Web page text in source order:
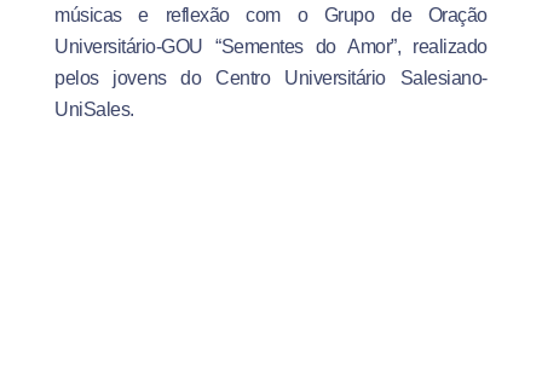
músicas e reflexão com o Grupo de Oração
Universitário-GOU “Sementes do Amor”, realizado
pelos jovens do Centro Universitário Salesiano-
UniSales.